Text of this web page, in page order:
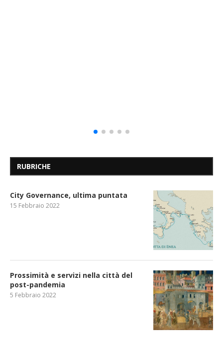
RUBRICHE
City Governance, ultima puntata
15 Febbraio 2022
Prossimità e servizi nella città del
post-pandemia
5 Febbraio 2022